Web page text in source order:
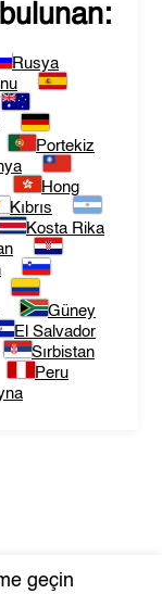
Rusya
Portekiz
Hong
Kıbrıs
Kosta Rika
Güney
El Salvador
Sırbistan
Peru
geçin